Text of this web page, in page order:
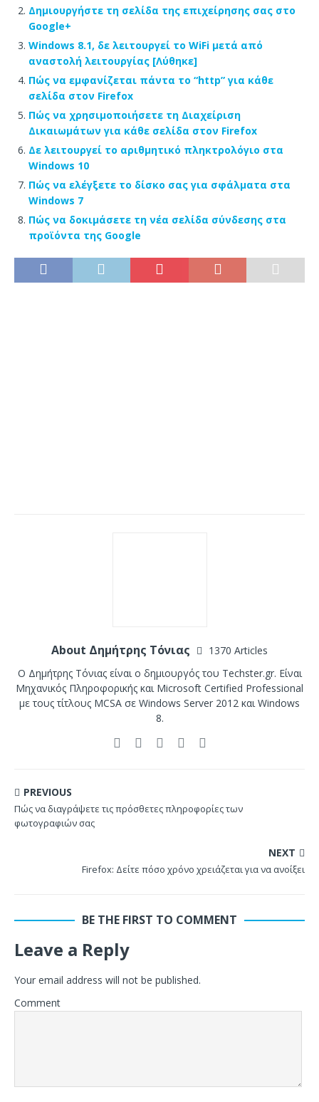
Δημιουργήστε τη σελίδα της επιχείρησης σας στο
Google+
Windows 8.1, δε λειτουργεί το WiFi μετά από
αναστολή λειτουργίας [Λύθηκε]
Πώς να εμφανίζεται πάντα το “http” για κάθε
σελίδα στον Firefox
Πώς να χρησιμοποιήσετε τη Διαχείριση
Δικαιωμάτων για κάθε σελίδα στον Firefox
Δε λειτουργεί το αριθμητικό πληκτρολόγιο στα
Windows 10
Πώς να ελέγξετε το δίσκο σας για σφάλματα στα
Windows 7
Πώς να δοκιμάσετε τη νέα σελίδα σύνδεσης στα
προϊόντα της Google
About Δημήτρης Τόνιας
1370 Articles
Ο Δημήτρης Τόνιας είναι ο δημιουργός του Techster.gr. Είναι
Μηχανικός Πληροφορικής και Microsoft Certified Professional
με τους τίτλους MCSA σε Windows Server 2012 και Windows
8.
PREVIOUS
Πώς να διαγράψετε τις πρόσθετες πληροφορίες των
φωτογραφιών σας
NEXT
Firefox: Δείτε πόσο χρόνο χρειάζεται για να ανοίξει
BE THE FIRST TO COMMENT
Leave a Reply
Your email address will not be published.
Comment